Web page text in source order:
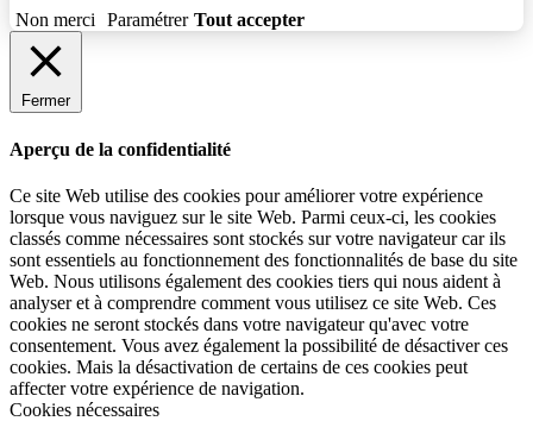
Non merci Paramétrer Tout accepter
Fermer
Aperçu de la confidentialité
Ce site Web utilise des cookies pour améliorer votre expérience
lorsque vous naviguez sur le site Web. Parmi ceux-ci, les cookies
classés comme nécessaires sont stockés sur votre navigateur car ils
sont essentiels au fonctionnement des fonctionnalités de base du site
Web. Nous utilisons également des cookies tiers qui nous aident à
analyser et à comprendre comment vous utilisez ce site Web. Ces
cookies ne seront stockés dans votre navigateur qu'avec votre
consentement. Vous avez également la possibilité de désactiver ces
cookies. Mais la désactivation de certains de ces cookies peut
affecter votre expérience de navigation.
Cookies nécessaires